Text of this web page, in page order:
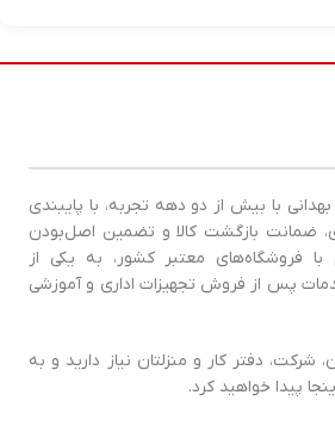
با بیش از دو دهه تجربه، با پایبندی
ضمانت بازگشت کالا و تضمین اصل‌بودن
فروشگاه‌های معتبر کشور، به یکی از
پس از فروش تجهیزات اداری و آموزشی
شرکت، دفتر کار و منزلتان نیاز دارید و به
پیدا خواهید کرد.